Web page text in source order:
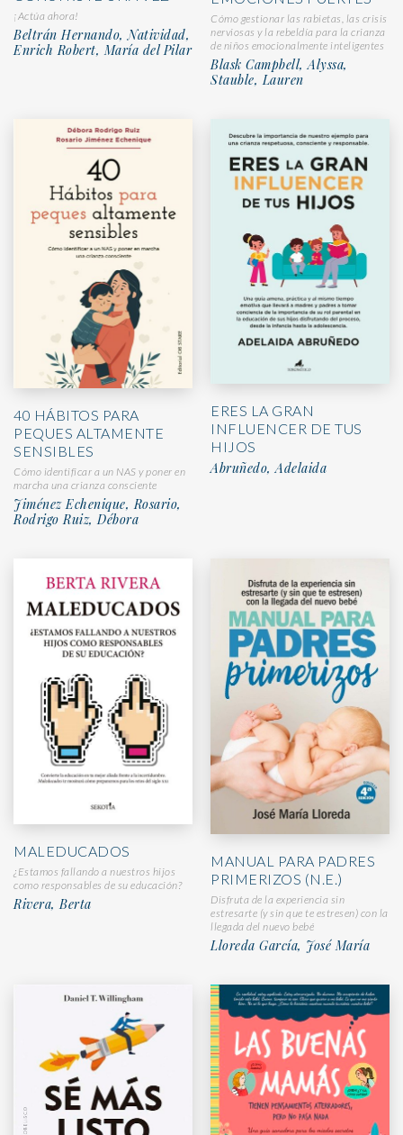
¡Actúa ahora!
Beltrán Hernando, Natividad,
Enrich Robert, María del Pilar
Cómo gestionar las rabietas, las crisis
nerviosas y la rebeldía para la crianza
de niños emocionalmente inteligentes
Blask Campbell, Alyssa,
Stauble, Lauren
40 HÁBITOS PARA
PEQUES ALTAMENTE
SENSIBLES
Cómo identificar a un NAS y poner en
marcha una crianza consciente
Jiménez Echenique, Rosario,
Rodrigo Ruiz, Débora
ERES LA GRAN
INFLUENCER DE TUS
HIJOS
Abruñedo, Adelaida
MALEDUCADOS
¿Estamos fallando a nuestros hijos
como responsables de su educación?
Rivera, Berta
MANUAL PARA PADRES
PRIMERIZOS (N.E.)
Disfruta de la experiencia sin
estresarte (y sin que te estresen) con la
llegada del nuevo bebé
Lloreda García, José María